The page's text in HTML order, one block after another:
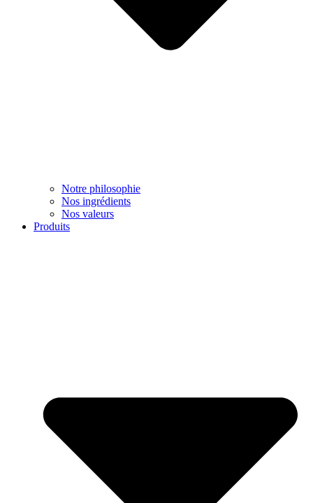
Notre philosophie
Nos ingrédients
Nos valeurs
Produits